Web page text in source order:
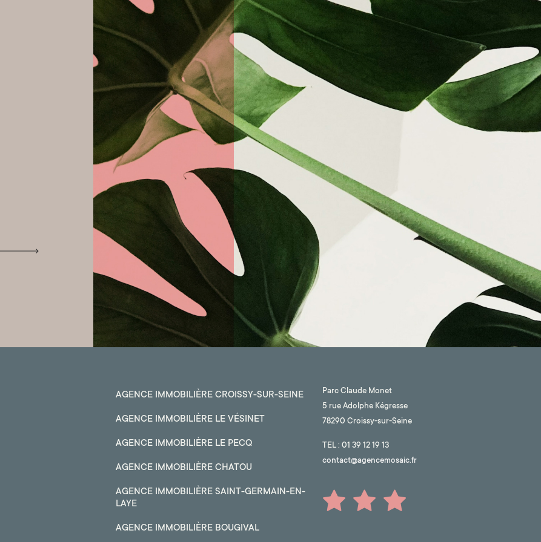
AGENCE IMMOBILIÈRE CROISSY-SUR-SEINE
AGENCE IMMOBILIÈRE LE VÉSINET
AGENCE IMMOBILIÈRE LE PECQ
AGENCE IMMOBILIÈRE CHATOU
AGENCE IMMOBILIÈRE SAINT-GERMAIN-EN-
LAYE
AGENCE IMMOBILIÈRE BOUGIVAL
Parc Claude Monet
5 rue Adolphe Kégresse
78290 Croissy-sur-Seine
TEL : 01 39 12 19 13
contact@agencemosaic.fr